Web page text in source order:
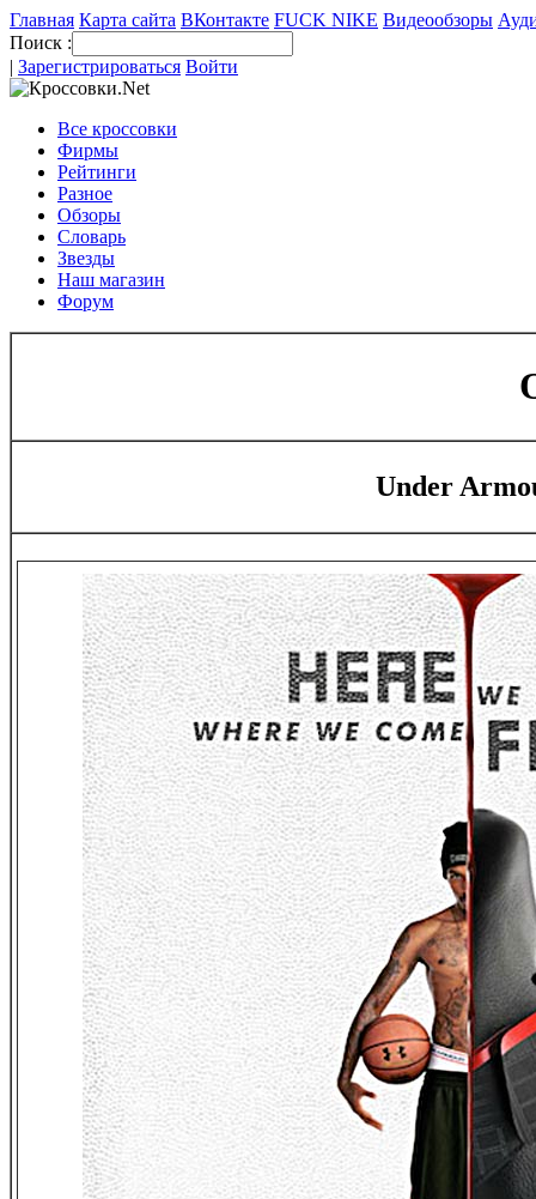
Главная Карта сайта ВКонтакте FUCK NIKE Видеообзоры
Поиск :
| Зарегистрироваться Войти
Все кроссовки
Фирмы
Рейтинги
Разное
Обзоры
Словарь
Звезды
Наш магазин
Форум
Under